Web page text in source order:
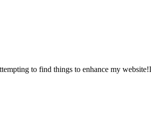
to find things to enhance my